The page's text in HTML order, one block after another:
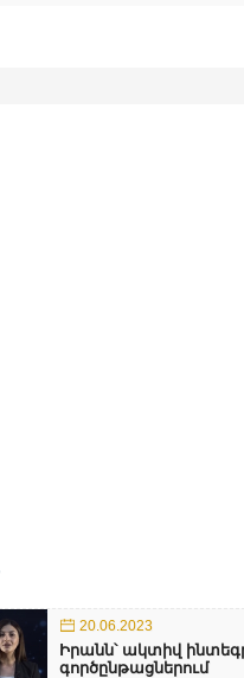
20.06.2023
Իրանն՝ ակտիվ
գործընթացներում